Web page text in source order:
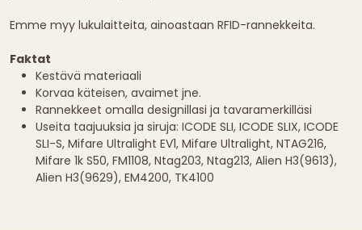
Emme myy lukulaitteita, ainoastaan RFID-rannekkeita.
Faktat
Kestävä materiaali
Korvaa käteisen, avaimet jne.
Rannekkeet omalla designillasi ja tavaramerkilläsi
Useita taajuuksia ja siruja: ICODE SLI, ICODE SLIX, ICODE
SLI-S, Mifare Ultralight EV1, Mifare Ultralight, NTAG216,
Mifare 1k S50, FM1108, Ntag203, Ntag213, Alien H3(9613),
Alien H3(9629), EM4200, TK4100